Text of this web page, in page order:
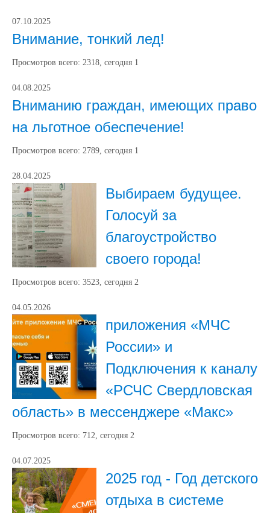
07.10.2025
Внимание, тонкий лед!
Просмотров всего: 2318, сегодня 1
04.08.2025
Вниманию граждан, имеющих право
на льготное обеспечение!
Просмотров всего: 2789, сегодня 1
28.04.2025
Выбираем будущее.
Голосуй за
благоустройство
своего города!
Просмотров всего: 3523, сегодня 2
04.05.2026
приложения «МЧС
России» и
Подключения к каналу
«РСЧС Свердловская
область» в мессенджере «Макс»
Просмотров всего: 712, сегодня 2
04.07.2025
2025 год - Год детского
отдыха в системе